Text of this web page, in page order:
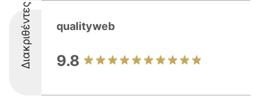
Διακριθέντες qualityweb
9.8